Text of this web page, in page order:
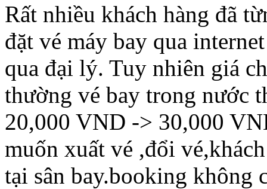
Rất nhiều khách hàng đã
đặt vé máy bay qua
qua đại lý. Tuy nhiên giá
thường vé bay trong nước
20,000 VND -> 30,000
muốn xuất vé ,đổi
tại sân bay.booking không